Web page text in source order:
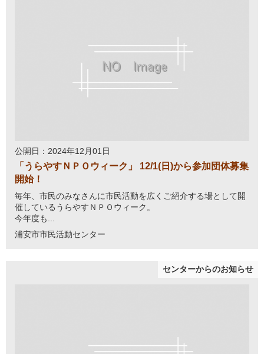
公開日：2024年12月01日
「うらやすＮＰＯウィーク」 12/1(日)から参加団体募集
開始！
毎年、市民のみなさんに市民活動を広くご紹介する場として開
催しているうらやすＮＰＯウィーク。
今年度も...
浦安市市民活動センター
センターからのお知らせ